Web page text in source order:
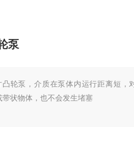
泵
凸轮泵，介质在泵体内运行距离短，
状物体，也不会发生堵塞